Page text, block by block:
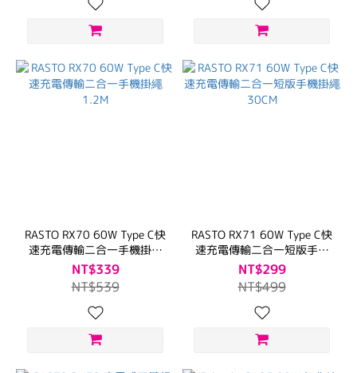
RASTO RX70 60W Type C快
速充電傳輸二合一手機掛繩
1.2M
NT$339
NT$539
RASTO RX71 60W Type C快
速充電傳輸二合一短版手機
掛繩30CM
NT$299
NT$499